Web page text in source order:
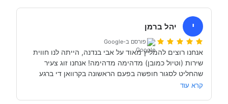
י יהל ברמן
פורסם ב-Google
קרא עוד